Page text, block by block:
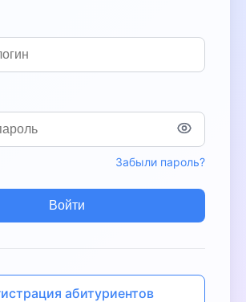
Забыли пароль?
Войти
абитуриентов